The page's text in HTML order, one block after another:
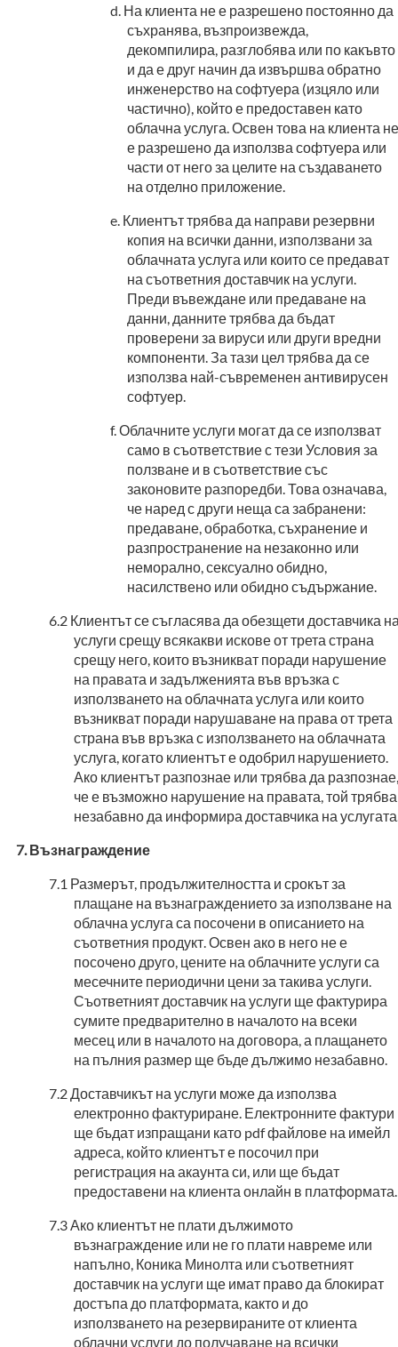
На клиента не е разрешено постоянно да
съхранява, възпроизвежда,
декомпилира, разглобява или по какъвто
и да е друг начин да извършва обратно
инженерство на софтуера (изцяло или
частично), който е предоставен като
облачна услуга. Освен това на клиента не
е разрешено да използва софтуера или
части от него за целите на създаването
на отделно приложение.
Клиентът трябва да направи резервни
копия на всички данни, използвани за
облачната услуга или които се предават
на съответния доставчик на услуги.
Преди въвеждане или предаване на
данни, данните трябва да бъдат
проверени за вируси или други вредни
компоненти. За тази цел трябва да се
използва най-съвременен антивирусен
софтуер.
Облачните услуги могат да се използват
само в съответствие с тези Условия за
ползване и в съответствие със
законовите разпоредби. Това означава,
че наред с други неща са забранени:
предаване, обработка, съхранение и
разпространение на незаконно или
неморално, сексуално обидно,
насилствено или обидно съдържание.
Клиентът се съгласява да обезщети доставчика
услуги срещу всякакви искове от трета страна
срещу него, които възникват поради нарушение
на правата и задълженията във връзка с
използването на облачната услуга или които
възникват поради нарушаване на права от трета
страна във връзка с използването на облачната
услуга, когато клиентът е одобрил нарушението.
Ако клиентът разпознае или трябва да разпознае,
че е възможно нарушение на правата, той трябва
незабавно да информира доставчика на
Възнаграждение
Размерът, продължителността и срокът за
плащане на възнаграждението за използване на
облачна услуга са посочени в описанието на
съответния продукт. Освен ако в него не е
посочено друго, цените на облачните услуги са
месечните периодични цени за такива услуги.
Съответният доставчик на услуги ще фактурира
сумите предварително в началото на всеки
месец или в началото на договора, а плащането
на пълния размер ще бъде дължимо незабавно.
Доставчикът на услуги може да използва
електронно фактуриране. Електронните фактури
ще бъдат изпращани като pdf файлове на имейл
адреса, който клиентът е посочил при
регистрация на акаунта си, или ще бъдат
предоставени на клиента онлайн в платформата.
Ако клиентът не плати дължимото
възнаграждение или не го плати навреме или
напълно, Коника Минолта или съответният
доставчик на услуги ще имат право да блокират
достъпа до платформата, както и до
използването на резервираните от клиента
облачни услуги до получаване на всички